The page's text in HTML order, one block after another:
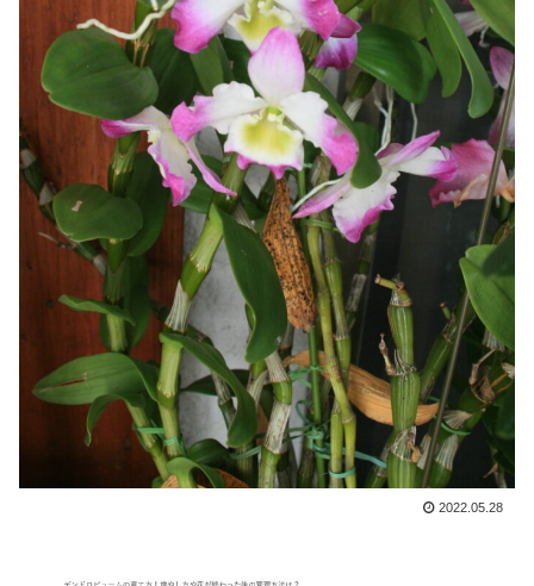
2022.05.28